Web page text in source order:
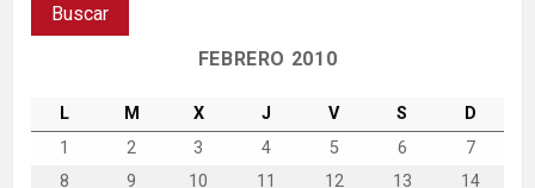
FEBRERO 2010
L M X J V S
D
1
2 3 4 5 6
7
8
9 10 11 12 13
14